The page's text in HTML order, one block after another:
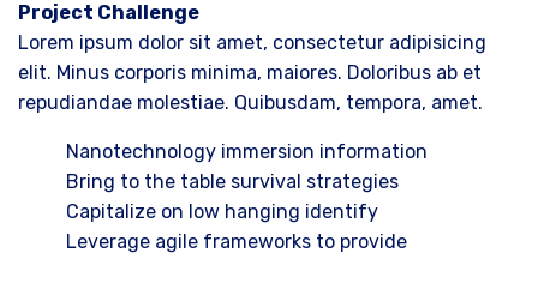
Project Challenge
Lorem ipsum dolor sit amet, consectetur adipisicing
elit. Minus corporis minima, maiores. Doloribus ab et
repudiandae molestiae. Quibusdam, tempora, amet.
Nanotechnology immersion information
Bring to the table survival strategies
Capitalize on low hanging identify
Leverage agile frameworks to provide